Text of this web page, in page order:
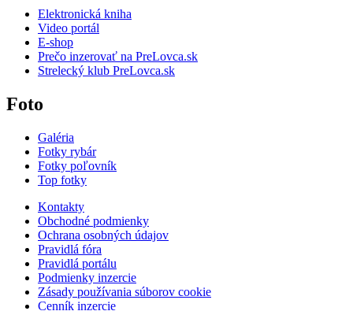
Elektronická kniha
Video portál
E-shop
Prečo inzerovať na PreLovca.sk
Strelecký klub PreLovca.sk
Foto
Galéria
Fotky rybár
Fotky poľovník
Top fotky
Kontakty
Obchodné podmienky
Ochrana osobných údajov
Pravidlá fóra
Pravidlá portálu
Podmienky inzercie
Zásady používania súborov cookie
Cenník inzercie